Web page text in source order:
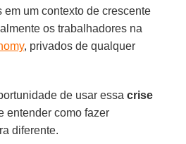
em um contexto de crescente
os trabalhadores na
, privados de qualquer
de usar essacrise
entender como fazer
diferente.